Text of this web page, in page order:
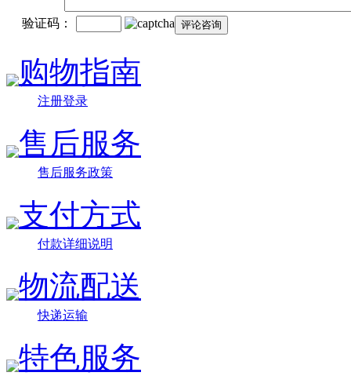
验证码：
购物指南
注册登录
售后服务
售后服务政策
支付方式
付款详细说明
物流配送
快递运输
特色服务